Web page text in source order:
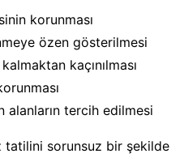
korunması
özen gösterilmesi
kaçınılması
alanların tercih edilmesi
tatilini sorunsuz bir şekilde